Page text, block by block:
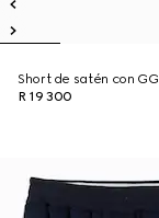
Short de satén con GG
R 19 300